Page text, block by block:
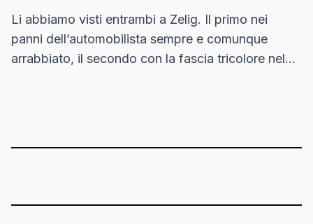
Li abbiamo visti entrambi a Zelig. Il primo nei
panni dell’automobilista sempre e comunque
arrabbiato, il secondo con la fascia tricolore nel